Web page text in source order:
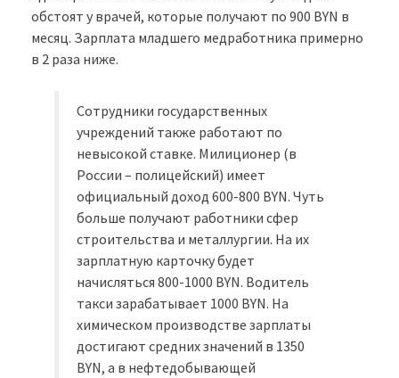
обстоят у врачей, которые получают по 900 BYN в
месяц. Зарплата младшего медработника примерно
в 2 раза ниже.
Сотрудники государственных
учреждений также работают по
невысокой ставке. Милиционер (в
России – полицейский) имеет
официальный доход 600-800 BYN. Чуть
больше получают работники сфер
строительства и металлургии. На их
зарплатную карточку будет
начисляться 800-1000 BYN. Водитель
такси зарабатывает 1000 BYN. На
химическом производстве зарплаты
достигают средних значений в 1350
BYN, а в нефтедобывающей